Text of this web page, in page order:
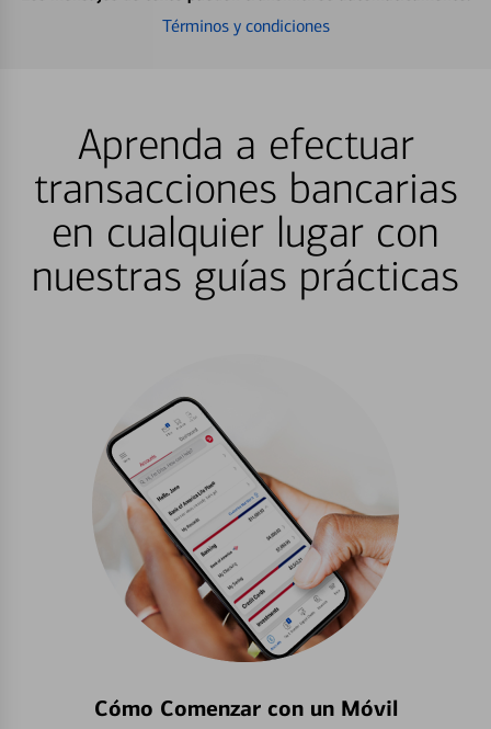
Términos y condiciones
Aprenda a efectuar
transacciones bancarias
en cualquier lugar con
nuestras guías prácticas
Cómo Comenzar con un Móvil